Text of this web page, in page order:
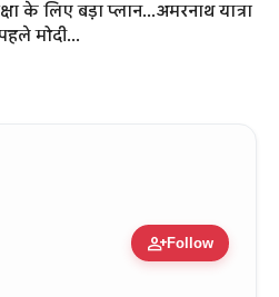
के लिए बड़ा प्लान...अमरनाथ यात्रा
मोदी...
person_addFollow